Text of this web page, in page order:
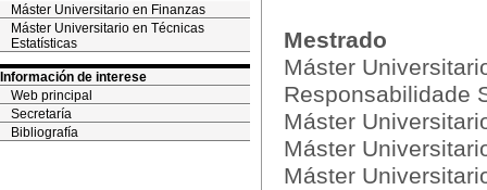
Máster Universitario en Finanzas
Máster Universitario en Técnicas
Estatísticas
Información de interese
Web principal
Secretaría
Bibliografía
Mestrado
Máster
Responsabilidade
Máster
Máster
Máster